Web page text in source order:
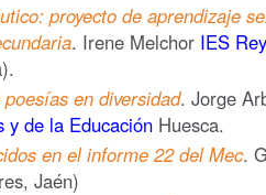
proyecto de aprendizaje
. Irene Melchor IES
en diversidad. Jorge
y de la Educación Huesca.
en el informe 22 del Mec.
Jaén)